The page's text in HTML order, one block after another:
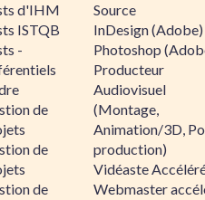
d'IHM
ISTQB
-
de
de
de
Source
InDesign (Adobe)
Photoshop
Producteur
Audiovisuel
(Montage,
Animation/3D,
production)
Vidéaste
Webmaster